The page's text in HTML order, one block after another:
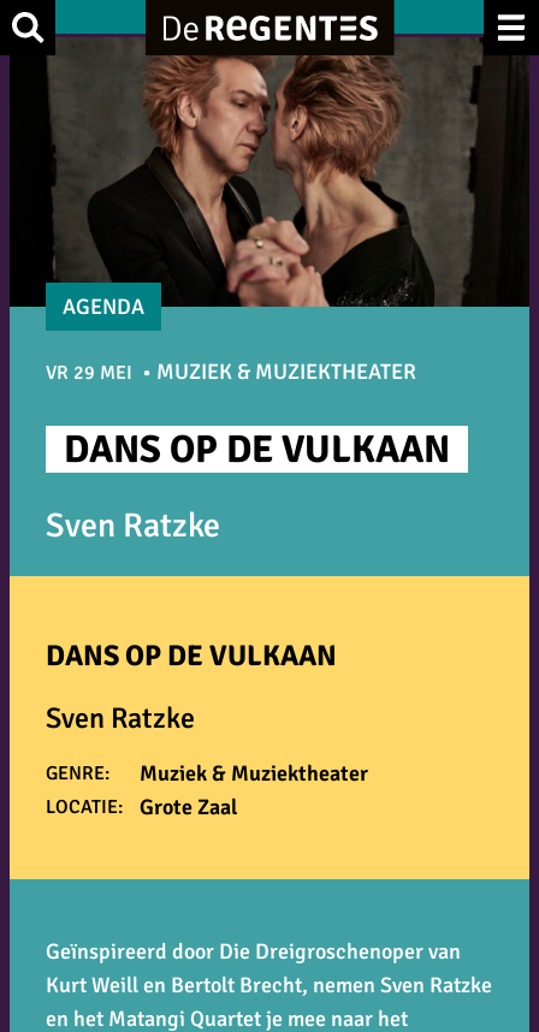
Ga
naar
inhoud
AGENDA
VR 29 MEI MUZIEK & MUZIEKTHEATER
DANS OP DE VULKAAN
Sven Ratzke
Geïnspireerd door Die Dreigroschenoper van
Kurt Weill en Bertolt Brecht, nemen Sven Ratzke
en het Matangi Quartet je mee naar het
DANS OP DE VULKAAN
Sven Ratzke
GENRE: Muziek & Muziektheater
LOCATIE: Grote Zaal